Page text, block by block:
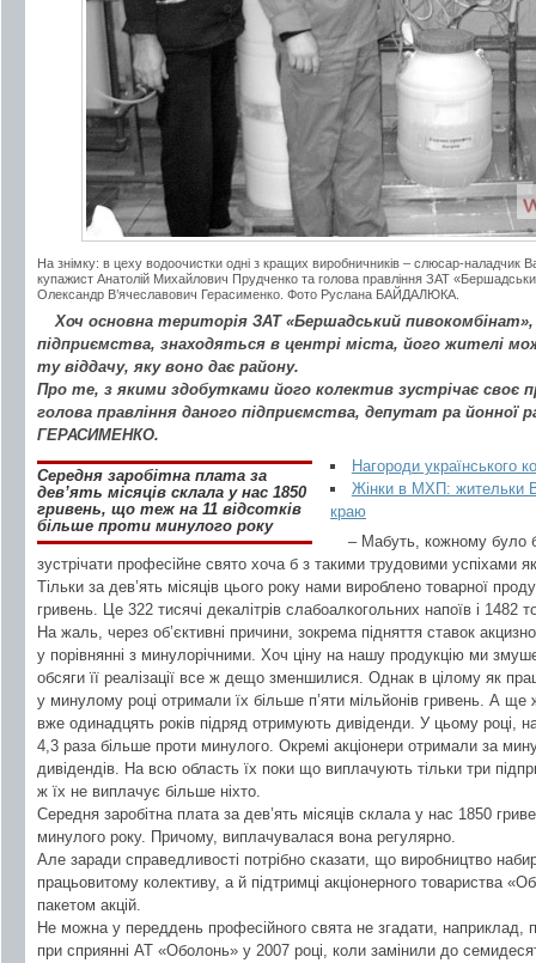
На знімку: в цеху водоочистки одні з кращих виробничників – слюсар-наладчик
купажист Анатолій Михайлович Прудченко та голова правління ЗАТ
Олександр В’ячеславович Герасименко. Фото Руслана БАЙДАЛЮКА.
Хоч основна територія ЗАТ «Бершадський
підприємства, знаходяться в центрі міста, його жителі
ту віддачу, яку воно дає району.
Про те, з якими здобутками його колектив зустрічає своє
голова правління даного підприємства, депутат ра йонної
ГЕРАСИМЕНКО.
Середня заробітна плата за
дев’ять місяців склала у нас 1850
гривень, що теж на 11 відсотків
більше проти минулого року
Нагороди українського
Жінки в МХП: жительки
краю
– Мабуть, кожному було
зустрічати професійне свято хоча б з такими трудовими успіхами
Тільки за дев’ять місяців цього року нами вироблено товарної
гривень. Це 322 тисячі декалітрів слабоалкогольних напоїв і 1482
На жаль, через об’єктивні причини, зокрема підняття ставок
у порівнянні з минулорічними. Хоч ціну на нашу продукцію ми
обсяги її реалізації все ж дещо зменшилися. Однак в цілому як
у минулому році отримали їх більше п’яти мільйонів гривень. А ще
вже одинадцять років підряд отримують дивіденди. У цьому році,
4,3 раза більше проти минулого. Окремі акціонери отримали за
дивідендів. На всю область їх поки що виплачують тільки три
ж їх не виплачує більше ніхто.
Середня заробітна плата за дев’ять місяців склала у нас 1850
минулого року. Причому, виплачувалася вона регулярно.
Але заради справедливості потрібно сказати, що виробництво
працьовитому колективу, а й підтримці акціонерного товариства
пакетом акцій.
Не можна у переддень професійного свята не згадати, наприклад,
при сприянні АТ «Оболонь» у 2007 році, коли замінили до